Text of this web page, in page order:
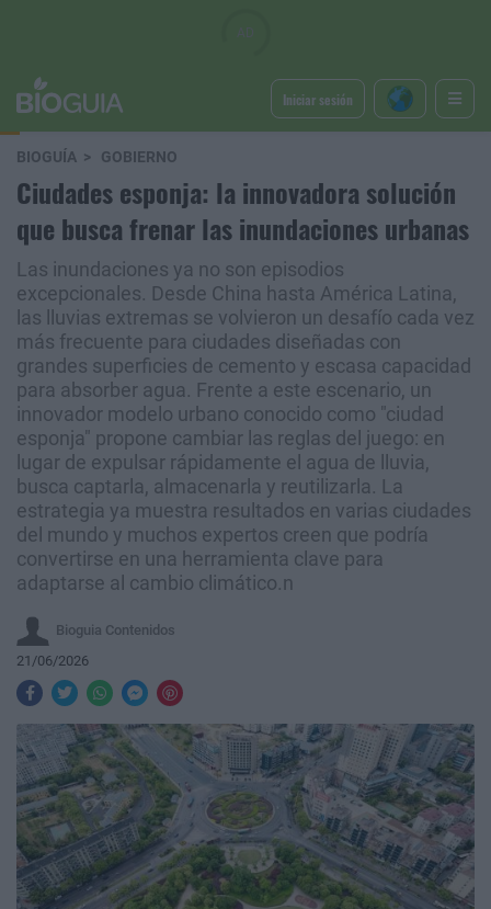
Iniciar sesión
BIOGUÍA GOBIERNO
Ciudades esponja: la innovadora solución
que busca frenar las inundaciones urbanas
Las inundaciones ya no son episodios
excepcionales. Desde China hasta América Latina,
las lluvias extremas se volvieron un desafío cada vez
más frecuente para ciudades diseñadas con
grandes superficies de cemento y escasa capacidad
para absorber agua. Frente a este escenario, un
innovador modelo urbano conocido como "ciudad
esponja" propone cambiar las reglas del juego: en
lugar de expulsar rápidamente el agua de lluvia,
busca captarla, almacenarla y reutilizarla. La
estrategia ya muestra resultados en varias ciudades
del mundo y muchos expertos creen que podría
convertirse en una herramienta clave para
adaptarse al cambio climático.n
Bioguia Contenidos
21/06/2026